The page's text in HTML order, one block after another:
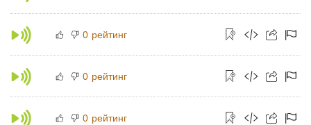
0 рейтинг
0 рейтинг
0 рейтинг